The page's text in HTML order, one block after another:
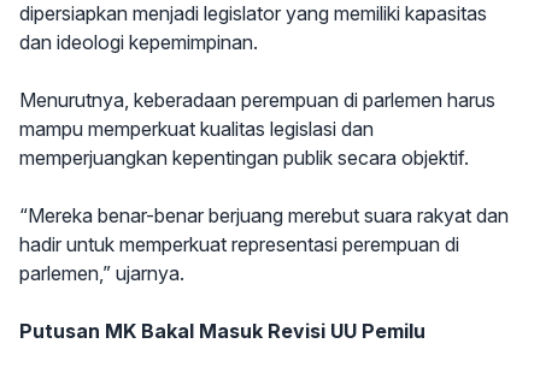
dipersiapkan menjadi legislator yang memiliki kapasitas
dan ideologi kepemimpinan.
Menurutnya, keberadaan perempuan di parlemen harus
mampu memperkuat kualitas legislasi dan
memperjuangkan kepentingan publik secara objektif.
“Mereka benar-benar berjuang merebut suara rakyat dan
hadir untuk memperkuat representasi perempuan di
parlemen,” ujarnya.
Putusan MK Bakal Masuk Revisi UU Pemilu